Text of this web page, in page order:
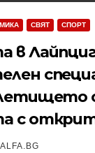
СВЯТ СПОРТ
в
с
ALFA.BG